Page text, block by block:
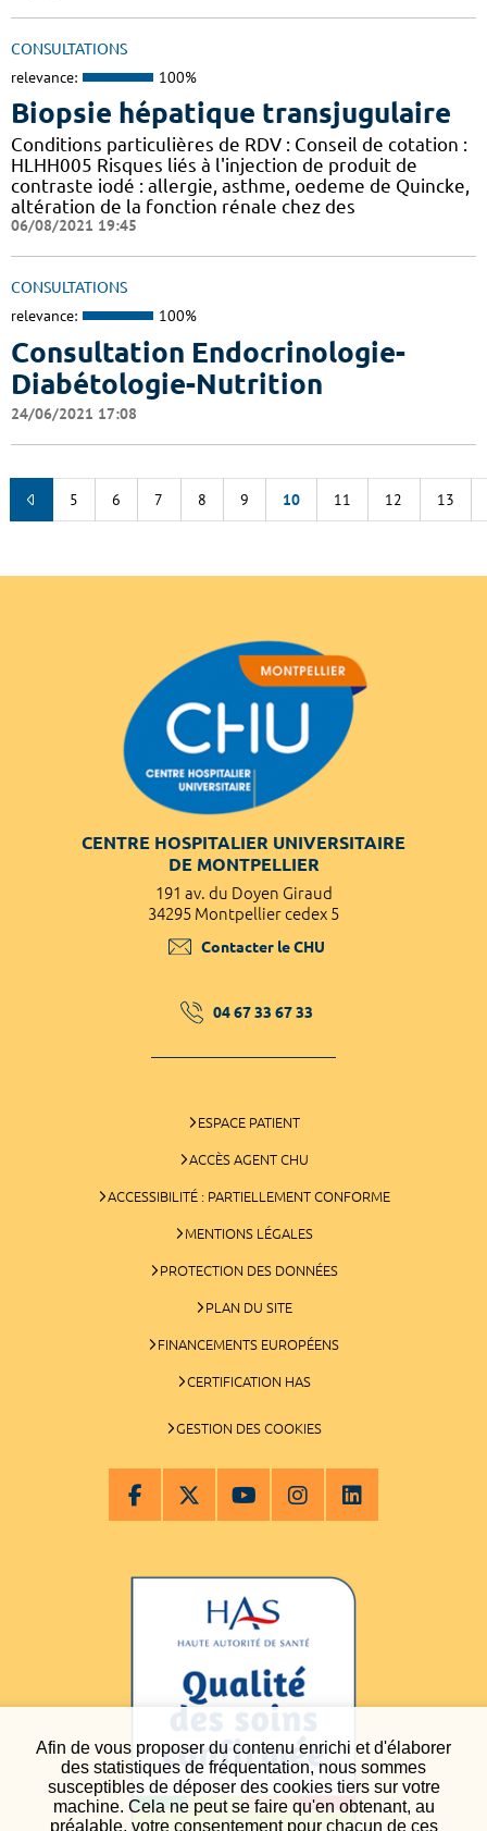
Afin de vous proposer du contenu enrichi et d'élaborer
des statistiques de fréquentation, nous sommes
susceptibles de déposer des cookies tiers sur votre
machine. Cela ne peut se faire qu'en obtenant, au
préalable, votre consentement pour chacun de ces
CONSULTATIONS
relevance: 100%
Biopsie hépatique transjugulaire
Conditions particulières de RDV : Conseil de cotation :
HLHH005 Risques liés à l'injection de produit de
contraste iodé : allergie, asthme, oedeme de Quincke,
altération de la fonction rénale chez des
06/08/2021 19:45
CONSULTATIONS
relevance: 100%
Consultation Endocrinologie-
Diabétologie-Nutrition
24/06/2021 17:08
5 6 7 8 9 10 11 12 13
CENTRE HOSPITALIER UNIVERSITAIRE
DE MONTPELLIER
191 av. du Doyen Giraud
34295 Montpellier cedex 5
Contacter le CHU
04 67 33 67 33
ESPACE PATIENT
ACCÈS AGENT CHU
ACCESSIBILITÉ : PARTIELLEMENT CONFORME
MENTIONS LÉGALES
PROTECTION DES DONNÉES
PLAN DU SITE
FINANCEMENTS EUROPÉENS
CERTIFICATION HAS
GESTION DES COOKIES